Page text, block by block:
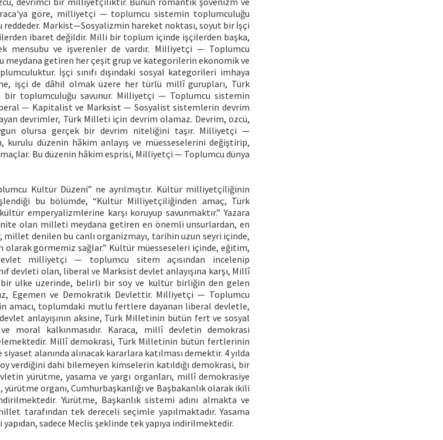
göre, milliyetçi — toplumcu sistemin toplumculuğu
Markist—Sosyalizmin hareket noktası, soyut bir İşçi
ibaret değildir. Milli bir toplum içinde işçilerden başka,
mensubu ve işverenler de vardır. Milliyetçi — Toplumcu
getiren her çeşit grup ve kategorilerin ekonomik ve
İşçi sınıfı dışındaki sosyal kategorileri imhaya
işçi de dâhil olmak üzere her türlü millî gurupları, Türk
toplumculuğu savunur. Milliyetçi — Toplumcu sistemin
— Kapitalist ve Marksist — Sosyalist sistemlerin devrim
devrimler, Türk Milleti için devrim olamaz. Devrim, özcü,
olursa gerçek bir devrim niteliğini taşır. Milliyetçi —
düzenin hâkim anlayış ve müesseselerini değiştirip,
Bu düzenin hâkim esprisi, Milliyetçi — Toplumcu dünya
Kültür Düzeni” ne ayrılmıştır. Kültür milliyetçiliğinin
bu bölümde, “Kültür Milliyetçiliğinden amaç, Türk
emperyalizmlerine karşı koruyup savunmaktır.” Yazara
olan milleti meydana getiren en önemli unsurlardan, en
denilen bu canlı organizmayı, tarihin uzun seyri içinde,
olarak görmemiz sağlar.” Kültür müesseseleri içinde, eğitim,
milliyetçi — toplumcu sitem açısından incelenip
devleti olan, liberal ve Marksist devlet anlayışına karşı, Millî
ülke üzerinde, belirli bir soy ve kültür birliğin den gelen
Egemen ve Demokratik Devlettir. Milliyetçi — Toplumcu
toplumdaki mutlu fertlere dayanan liberal devletle,
anlayışının aksine, Türk Milletinin bütün fert ve sosyal
moral kalkınmasıdır. Karaca, millî devletin demokrasi
Millî demokrasi, Türk Milletinin bütün fertlerinin
alanında alınacak kararlara katılması demektir. 4 yılda
verdiğini dahi bilemeyen kimselerin katıldığı demokrasi, bir
yürütme, yasama ve yargı organları, millî demokrasiye
organı, Cumhurbaşkanlığı ve Başbakanlık olarak ikili
Yürütme, Başkanlık sistemi adını almakta ve
tarafından tek dereceli seçimle yapılmaktadır. Yasama
sadece Meclis şeklinde tek yapıya indirilmektedir.